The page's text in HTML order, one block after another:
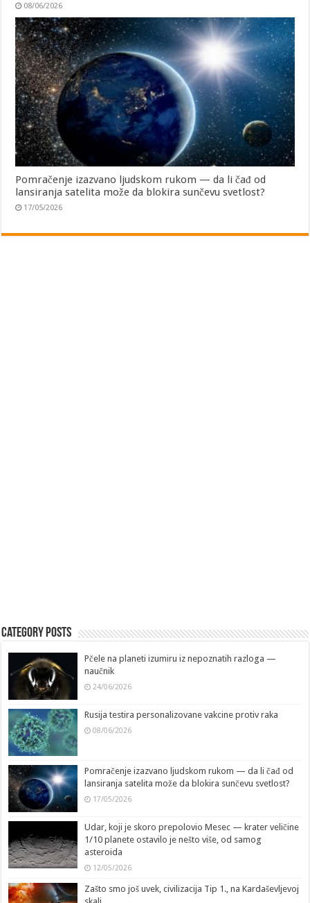
08/06/2026
Pomračenje izazvano ljudskom rukom — da li čađ od
lansiranja satelita može da blokira sunčevu svetlost?
17/05/2026
Category Posts
Pčele na planeti izumiru iz nepoznatih razloga —
naučnik
24/06/2026
Rusija testira personalizovane vakcine protiv raka
08/06/2026
Pomračenje izazvano ljudskom rukom — da li čađ od
lansiranja satelita može da blokira sunčevu svetlost?
17/05/2026
Udar, koji je skoro prepolovio Mesec — krater veličine
1/10 planete ostavilo je nešto više, od samog
asteroida
12/05/2026
Zašto smo još uvek, civilizacija Tip 1., na Kardaševljevoj